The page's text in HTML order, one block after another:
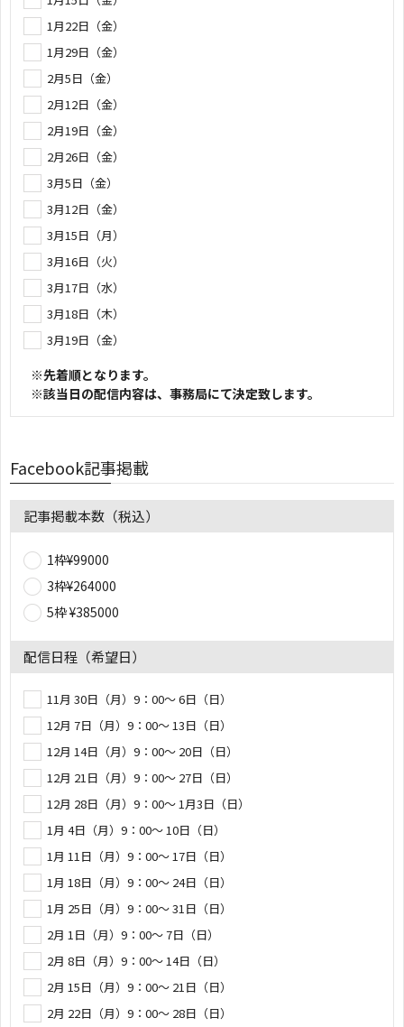
1月22日（金）
1月29日（金）
2月5日（金）
2月12日（金）
2月19日（金）
2月26日（金）
3月5日（金）
3月12日（金）
3月15日（月）
3月16日（火）
3月17日（水）
3月18日（木）
3月19日（金）
※先着順となります。
※該当日の配信内容は、事務局にて決定致します。
Facebook記事掲載
記事掲載本数（税込）
1枠¥99000
3枠¥264000
5枠 ¥385000
配信日程（希望日）
11月 30日（月）9：00～ 6日（日）
12月 7日（月）9：00～ 13日（日）
12月 14日（月）9：00～ 20日（日）
12月 21日（月）9：00～ 27日（日）
12月 28日（月）9：00～ 1月3日（日）
1月 4日（月）9：00～ 10日（日）
1月 11日（月）9：00～ 17日（日）
1月 18日（月）9：00～ 24日（日）
1月 25日（月）9：00～ 31日（日）
2月 1日（月）9：00～ 7日（日）
2月 8日（月）9：00～ 14日（日）
2月 15日（月）9：00～ 21日（日）
2月 22日（月）9：00～ 28日（日）